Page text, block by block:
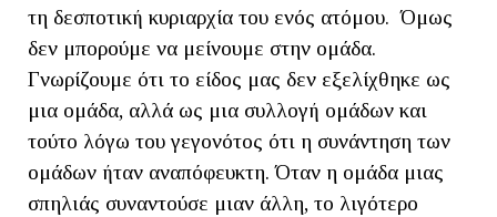
τη δεσποτική κυριαρχία του ενός ατόμου. Όμως
δεν μπορούμε να μείνουμε στην ομάδα.
Γνωρίζουμε ότι το είδος μας δεν εξελίχθηκε ως
μια ομάδα, αλλά ως μια συλλογή ομάδων και
τούτο λόγω του γεγονότος ότι η συνάντηση των
ομάδων ήταν αναπόφευκτη. Όταν η ομάδα μιας
σπηλιάς συναντούσε μιαν άλλη, το λιγότερο